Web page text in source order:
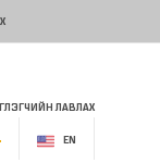
EN
ЛАВЛАХ